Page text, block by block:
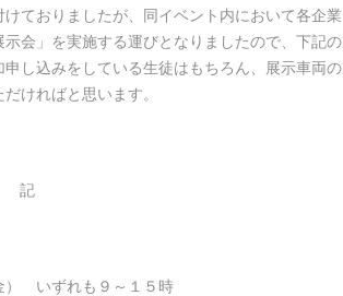
ておりましたが、同イベント内において各企業
会」を実施する運びとなりましたので、下記の
し込みをしている生徒はもちろん、展示車両の
ければと思います。
記
） いずれも９～１５時